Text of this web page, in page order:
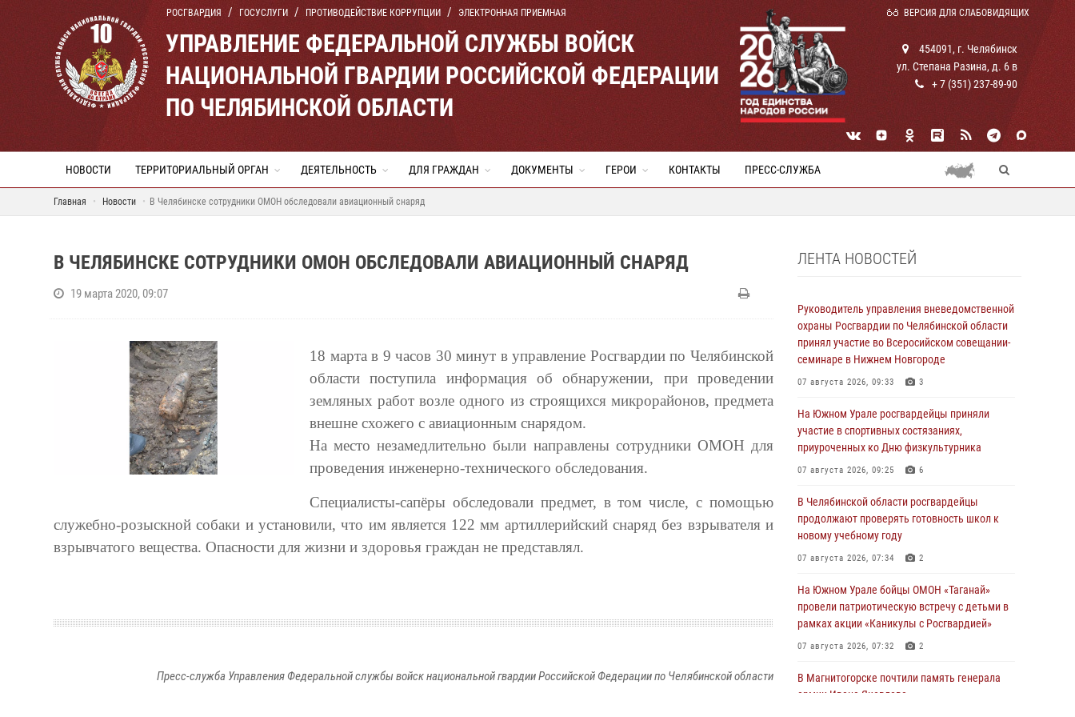
РОСГВАРДИЯ ГОСУСЛУГИ ПРОТИВОДЕЙСТВИЕ КОРРУПЦИИ ЭЛЕКТРОННАЯ ПРИЕМНАЯ ВЕРСИЯ ДЛЯ СЛАБОВИДЯЩИХ
УПРАВЛЕНИЕ ФЕДЕРАЛЬНОЙ СЛУЖБЫ ВОЙСК
НАЦИОНАЛЬНОЙ ГВАРДИИ РОССИЙСКОЙ ФЕДЕРАЦИИ
ПО ЧЕЛЯБИНСКОЙ ОБЛАСТИ
454091, г. Челябинск
ул. Степана Разина, д. 6 в
+ 7 (351) 237-89-90
НОВОСТИ ТЕРРИТОРИАЛЬНЫЙ ОРГАН ДЕЯТЕЛЬНОСТЬ ДЛЯ ГРАЖДАН ДОКУМЕНТЫ ГЕРОИ КОНТАКТЫ ПРЕСС-СЛУЖБА
Главная Новости В Челябинске сотрудники ОМОН обследовали авиационный снаряд
В ЧЕЛЯБИНСКЕ СОТРУДНИКИ ОМОН ОБСЛЕДОВАЛИ АВИАЦИОННЫЙ СНАРЯД
19 марта 2020, 09:07
18 марта в 9 часов 30 минут в управление Росгвардии по Челябинской
области поступила информация об обнаружении, при проведении
земляных работ возле одного из строящихся микрорайонов, предмета
внешне схожего с авиационным снарядом.
На место незамедлительно были направлены сотрудники ОМОН для
проведения инженерно-технического обследования.
Специалисты-сапёры обследовали предмет, в том числе, с помощью
служебно-розыскной собаки и установили, что им является 122 мм артиллерийский снаряд без взрывателя и
взрывчатого вещества. Опасности для жизни и здоровья граждан не представлял.
Пресс-служба Управления Федеральной службы войск национальной гвардии Российской Федерации по Челябинской области
ЛЕНТА НОВОСТЕЙ
Руководитель управления вневедомственной
охраны Росгвардии по Челябинской области
принял участие во Всеросийском совещании-
семинаре в Нижнем Новгороде
07 августа 2026, 09:33 3
На Южном Урале росгвардейцы приняли
участие в спортивных состязаниях,
приуроченных ко Дню физкультурника
07 августа 2026, 09:25 6
В Челябинской области росгвардейцы
продолжают проверять готовность школ к
новому учебному году
07 августа 2026, 07:34 2
На Южном Урале бойцы ОМОН «Таганай»
провели патриотическую встречу с детьми в
рамках акции «Каникулы с Росгвардией»
07 августа 2026, 07:32 2
В Магнитогорске почтили память генерала
армии Ивана Яковлева